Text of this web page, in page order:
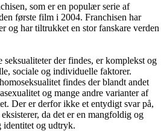
som er en populær serie af
første film i 2004. Franchisen har
og har tiltrukket en stor fanskare verden
seksualiteter der findes, er komplekst og
sociale og individuelle faktorer.
findes der blandt andet
og mange andre varianter af
Der er derfor ikke et entydigt svar på,
da det er en mangfoldig og
identitet og udtryk.